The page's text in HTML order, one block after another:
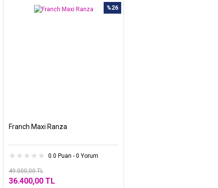
%26
Franch Maxi Ranza
0.0 Puan - 0 Yorum
49.000,00 TL
36.400,00 TL